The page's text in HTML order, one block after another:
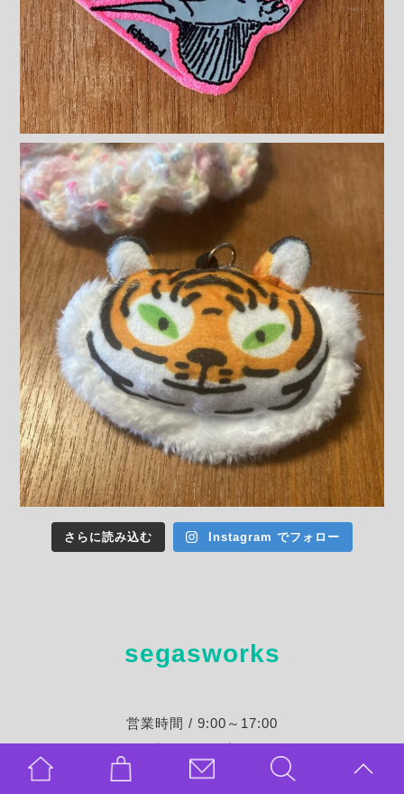
segasworks
営業時間 / 9:00～17:00
さらに読み込む Instagram でフォロー